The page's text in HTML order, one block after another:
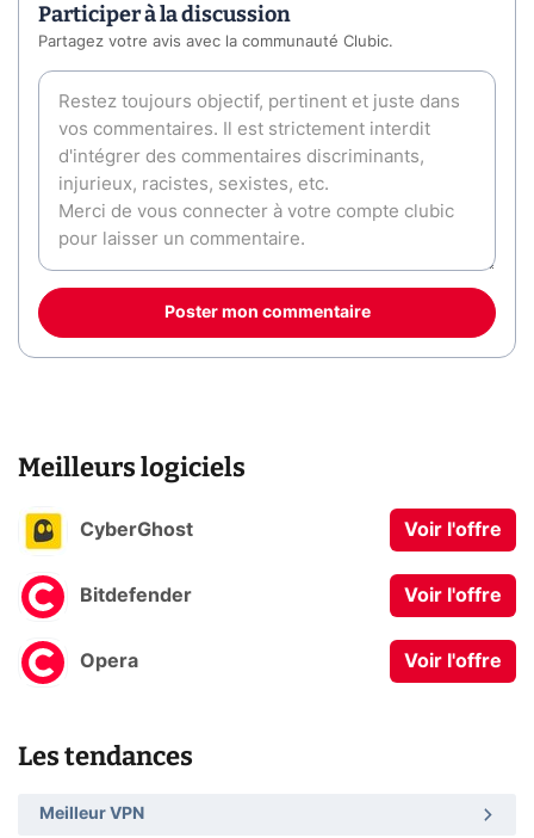
Participer à la discussion
Partagez votre avis avec la communauté Clubic.
Poster mon commentaire
Meilleurs logiciels
CyberGhost Voir l'offre
Bitdefender Voir l'offre
Opera Voir l'offre
Les tendances
Meilleur VPN